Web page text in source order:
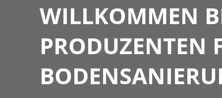
WILLKOMMEN
PRODUZENTEN